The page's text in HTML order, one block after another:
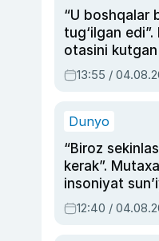
“U boshqalar
tug‘ilgan edi”.
otasini
dublyaj ustasi
Ahmedovaning
13:55 /
Dunyo
“Biroz
kerak”.
insoniyat
intellektni
olmay
12:40 /